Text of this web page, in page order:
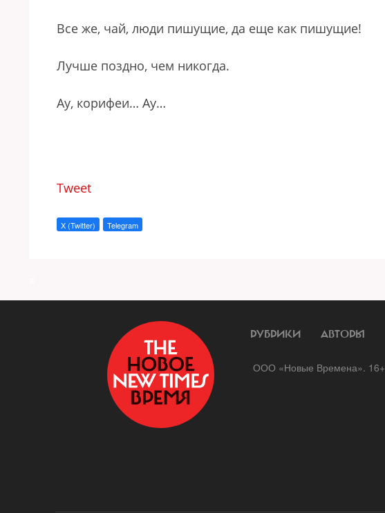
Все же, чай, люди пишущие, да еще как пишущие!
Лучше поздно, чем никогда.
Ау, корифеи… Ау…
Tweet
X (Twitter) Telegram
РУБРИКИ АВТОРЫ
ООО «Новые Времена». 16+